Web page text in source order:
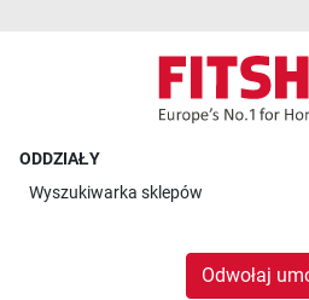
ODDZIAŁY
Wyszukiwarka sklepów
Odwołaj